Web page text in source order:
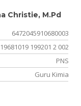
Christie, M.Pd
6472045910680003
19681019 199201 2 002
PNS
Guru Kimia